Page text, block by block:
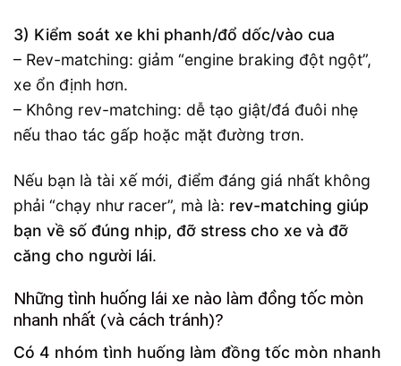
3) Kiểm soát xe khi phanh/đổ dốc/vào cua
– Rev-matching: giảm “engine braking đột ngột”,
xe ổn định hơn.
– Không rev-matching: dễ tạo giật/đá đuôi nhẹ
nếu thao tác gấp hoặc mặt đường trơn.
Nếu bạn là tài xế mới, điểm đáng giá nhất không
phải “chạy như racer”, mà là: rev-matching giúp
bạn về số đúng nhịp, đỡ stress cho xe và đỡ
căng cho người lái.
Những tình huống lái xe nào làm đồng tốc mòn
nhanh nhất (và cách tránh)?
Có 4 nhóm tình huống làm đồng tốc mòn nhanh